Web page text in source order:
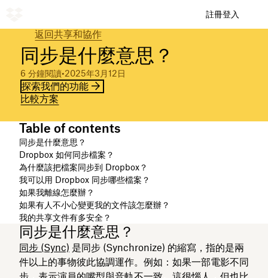
註冊登入
返回共享和協作
同步是什麼意思？
6 分鐘閱讀•2025年3月12日
探索我們的功能
比較方案
Table of contents
同步是什麼意思？
Dropbox 如何同步檔案？
為什麼該把檔案同步到 Dropbox？
我可以用 Dropbox 同步哪些檔案？
如果我離線怎麼辦？
如果有人不小心變更我的文件該怎麼辦？
我的共享文件有多安全？
同步是什麼意思？
同步 (Sync) 是同步 (Synchronize) 的縮寫，指的是兩
件以上的事物彼此協調運作。例如：如果一部電影不同